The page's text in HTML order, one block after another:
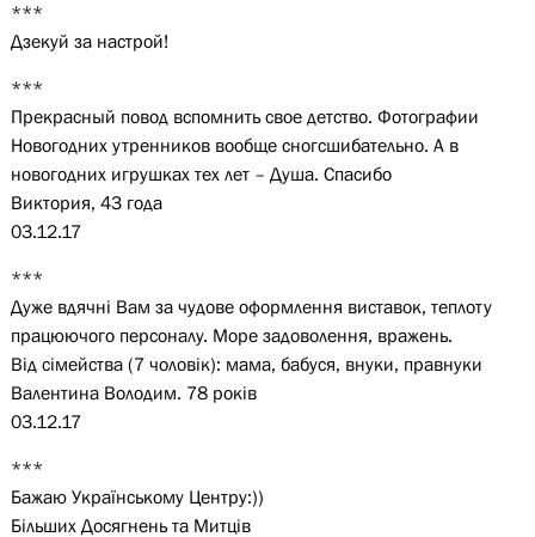
***
Дзекуй за настрой!
***
Прекрасный повод вспомнить свое детство. Фотографии
Новогодних утренников вообще сногсшибательно. А в
новогодних игрушках тех лет – Душа. Спасибо
Виктория, 43 года
03.12.17
***
Дуже вдячні Вам за чудове оформлення виставок, теплоту
працюючого персоналу. Море задоволення, вражень.
Від сімейства (7 чоловік): мама, бабуся, внуки, правнуки
Валентина Володим. 78 років
03.12.17
***
Бажаю Українському Центру:))
Більших Досягнень та Митців